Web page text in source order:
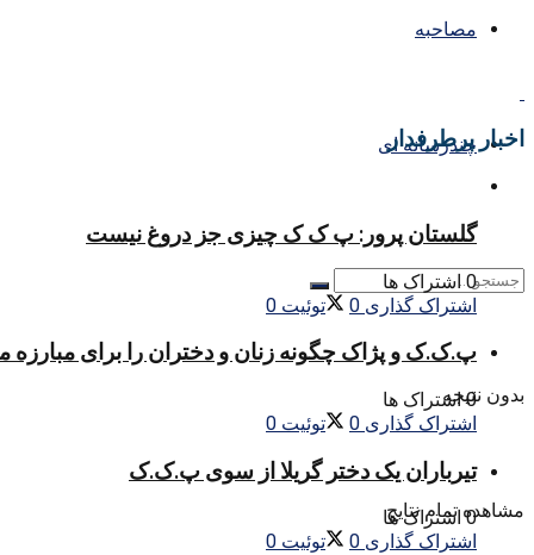
مصاحبه
چندرسانه ای
بدون نتیجه
مشاهده تمام نتایج
اخبار پرطرفدار
گلستان پرور: پ ک ک چیزی جز دروغ نیست
0 اشتراک ها
اشتراک گذاری 0 توئیت 0
پ.ک.ک و پژاک چگونه زنان و دختران را برای
0 اشتراک ها
اشتراک گذاری 0 توئیت 0
تیرباران یک دختر گریلا از سوی پ.ک.ک
0 اشتراک ها
اشتراک گذاری 0 توئیت 0